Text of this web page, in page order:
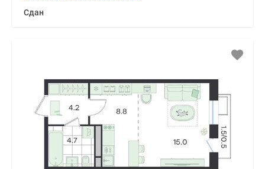
Сдан